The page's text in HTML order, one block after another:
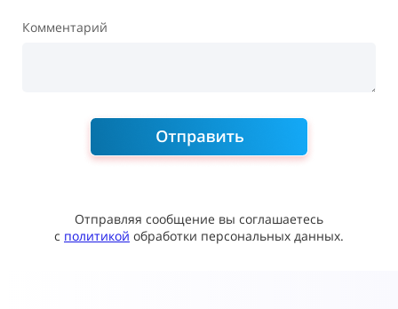
Комментарий
Отправляя сообщение вы соглашаетесь
с политикой обработки персональных данных.